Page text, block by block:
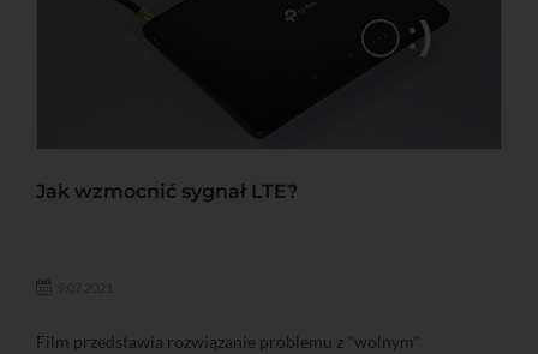
Jak wzmocnić sygnał LTE?
Film przedstawia rozwiązanie problemu z "wolnym"